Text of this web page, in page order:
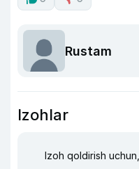
Rustam
Izohlar
Izoh qoldirish